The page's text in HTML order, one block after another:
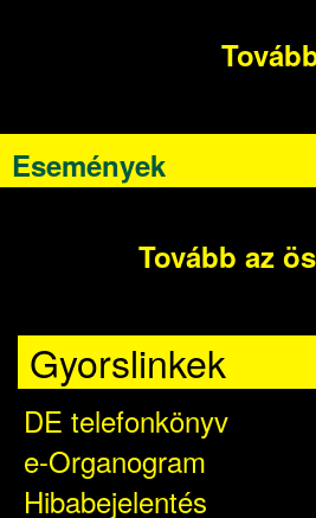
Események
Tovább az
Gyorslinkek
DE telefonkönyv
e-Organogram
Hibabejelentés